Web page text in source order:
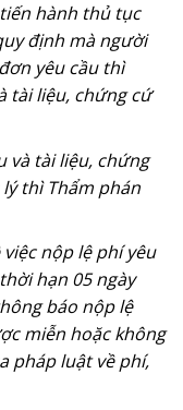
hành thủ tục
định mà người
yêu cầu thì
tài liệu, chứng cứ
và tài liệu, chứng
thì Thẩm phán
nộp lệ phí yêu
hạn 05 ngày
báo nộp lệ
miễn hoặc không
pháp luật về phí,